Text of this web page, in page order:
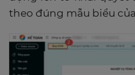
theo đúng mẫu biểu